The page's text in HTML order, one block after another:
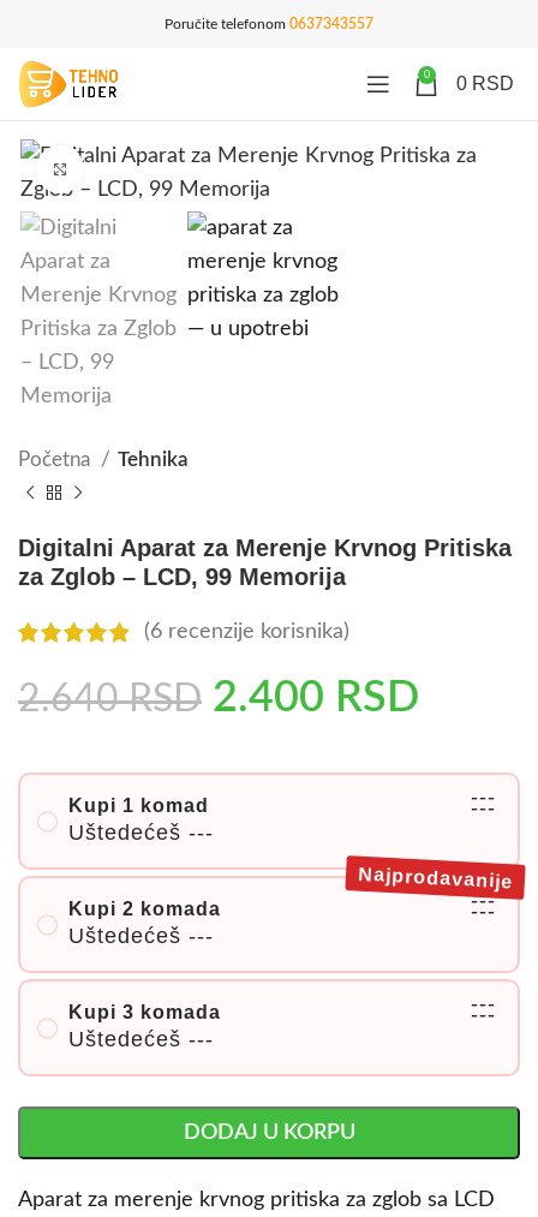
Poručite telefonom 0637343557
0 0 RSD
Click to enlarge
Početna Tehnika
Digitalni Aparat za Merenje Krvnog Pritiska
za Zglob – LCD, 99 Memorija
(6 recenzije korisnika)
2.640RSD 2.400 RSD
Kupi 1 komad
Uštedećeš ---
---
---
Kupi 2 komada
Uštedećeš ---
---
---
Najprodavanije
Kupi 3 komada
Uštedećeš ---
---
---
DODAJ U KORPU
Aparat za merenje krvnog pritiska za zglob sa LCD